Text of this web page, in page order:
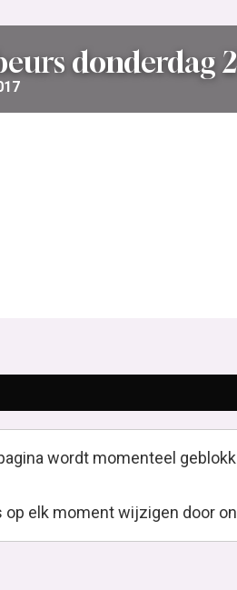
donderdag
wordt momenteel
elk moment wijzigen door